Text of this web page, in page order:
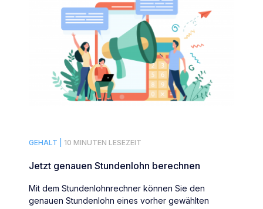
GEHALT | 10 MINUTEN LESEZEIT
Jetzt genauen Stundenlohn berechnen
Mit dem Stundenlohnrechner können Sie den
genauen Stundenlohn eines vorher gewählten